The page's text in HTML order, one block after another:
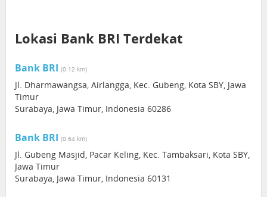
Lokasi Bank BRI Terdekat
Bank BRI (0.12 km)
Jl. Dharmawangsa, Airlangga, Kec. Gubeng, Kota SBY, Jawa
Timur
Surabaya, Jawa Timur, Indonesia 60286
Bank BRI (0.64 km)
Jl. Gubeng Masjid, Pacar Keling, Kec. Tambaksari, Kota SBY,
Jawa Timur
Surabaya, Jawa Timur, Indonesia 60131